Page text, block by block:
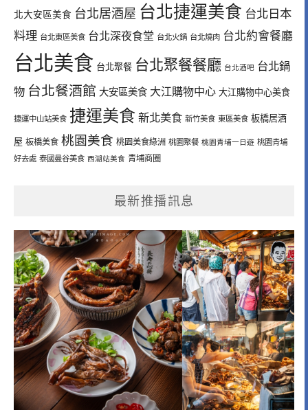
北大安區美食 台北居酒屋 台北捷運美食 台北日本
料理 台北東區美食 台北深夜食堂 台北火鍋 台北燒肉 台北約會餐廳
台北美食 台北聚餐 台北聚餐餐廳 台北酒吧 台北鍋
物 台北餐酒館 大安區美食 大江購物中心 大江購物中心美食
捷運中山站美食 捷運美食 新北美食 新竹美食 東區美食 板橋居酒
屋 板橋美食 桃園美食 桃園美食綠洲 桃園聚餐 桃園青埔一日遊 桃園青埔
好去處 泰國曼谷美食 西湖站美食 青埔商圈
最新推播訊息